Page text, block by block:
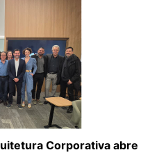
Corporativa abre